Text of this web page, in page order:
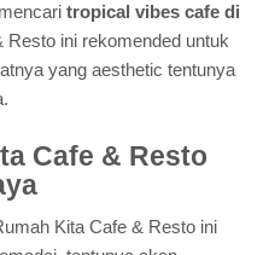
tropical vibes cafe di
Resto ini rekomended untuk
yang aesthetic tentunya
Cafe & Resto
Kita Cafe & Resto ini